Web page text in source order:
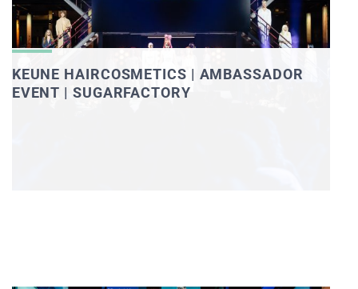
KEUNE HAIRCOSMETICS | AMBASSADOR
EVENT | SUGARFACTORY